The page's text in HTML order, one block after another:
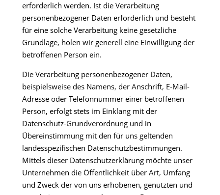
erforderlich werden. Ist die Verarbeitung
personenbezogener Daten erforderlich und besteht
für eine solche Verarbeitung keine gesetzliche
Grundlage, holen wir generell eine Einwilligung der
betroffenen Person ein.
Die Verarbeitung personenbezogener Daten,
beispielsweise des Namens, der Anschrift, E-Mail-
Adresse oder Telefonnummer einer betroffenen
Person, erfolgt stets im Einklang mit der
Datenschutz-Grundverordnung und in
Übereinstimmung mit den für uns geltenden
landesspezifischen Datenschutzbestimmungen.
Mittels dieser Datenschutzerklärung möchte unser
Unternehmen die Öffentlichkeit über Art, Umfang
und Zweck der von uns erhobenen, genutzten und